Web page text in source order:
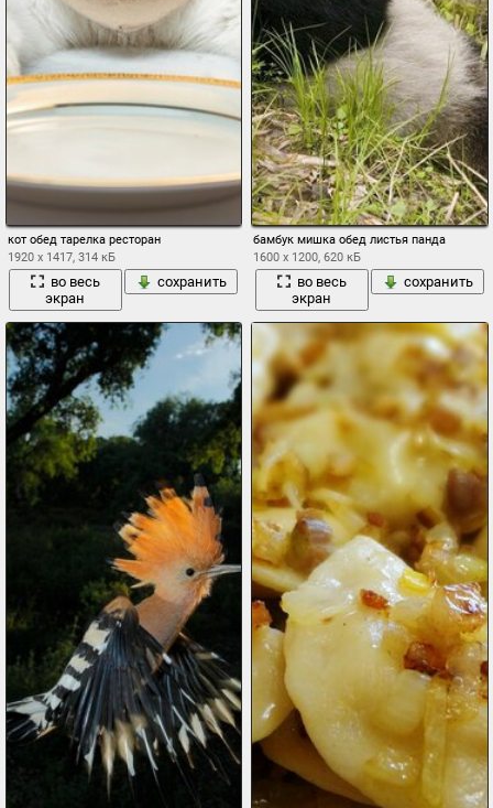
кот обед тарелка ресторан
1920 x 1417, 314 кБ
во весь
экран
сохранить
бамбук мишка обед листья панда
1600 x 1200, 620 кБ
во весь
экран
сохранить